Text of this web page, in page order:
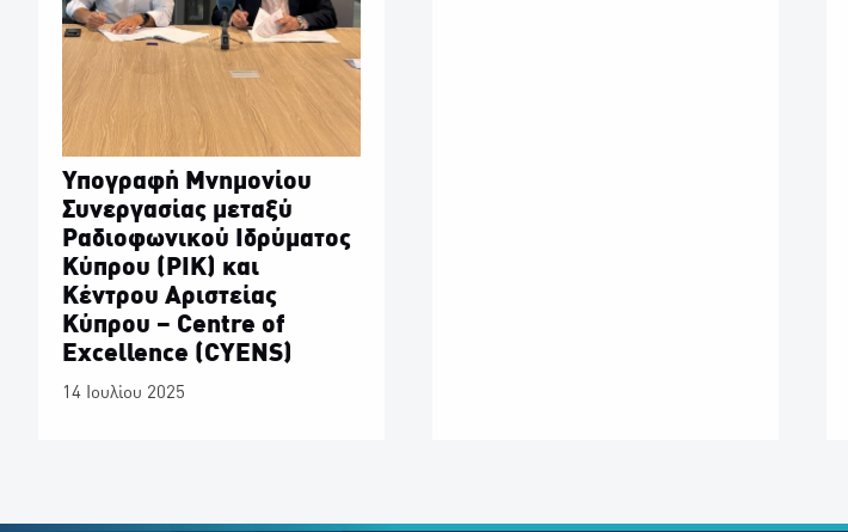
Υπογραφή Μνημονίου
Συνεργασίας μεταξύ
Ραδιοφωνικού Ιδρύματος
Κύπρου (ΡΙΚ) και
Κέντρου Αριστείας
Κύπρου – Centre of
Excellence (CYENS)
14 Ιουλίου 2025